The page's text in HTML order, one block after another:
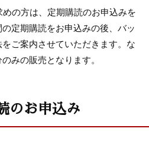
めの方は、定期購読のお申込みを
定期購読をお申込みの後、バッ
ご案内させていただきます。な
みの販売となります。
のお申込み